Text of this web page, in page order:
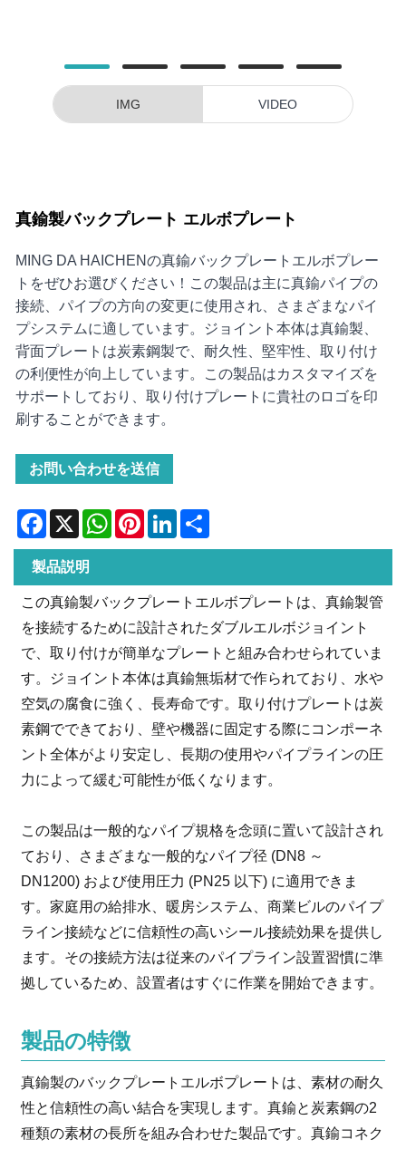
IMG VIDEO
真鍮製バックプレート エルボプレート
MING DA HAICHENの真鍮バックプレートエルボプレー
トをぜひお選びください！この製品は主に真鍮パイプの
接続、パイプの方向の変更に使用され、さまざまなパイ
プシステムに適しています。ジョイント本体は真鍮製、
背面プレートは炭素鋼製で、耐久性、堅牢性、取り付け
の利便性が向上しています。この製品はカスタマイズを
サポートしており、取り付けプレートに貴社のロゴを印
刷することができます。
お問い合わせを送信
Facebook
X WhatsAppPinterestLinkedIn
製品説明
この真鍮製バックプレートエルボプレートは、真鍮製管
を接続するために設計されたダブルエルボジョイント
で、取り付けが簡単なプレートと組み合わせられていま
す。ジョイント本体は真鍮無垢材で作られており、水や
空気の腐食に強く、長寿命です。取り付けプレートは炭
素鋼でできており、壁や機器に固定する際にコンポーネ
ント全体がより安定し、長期の使用やパイプラインの圧
力によって緩む可能性が低くなります。
この製品は一般的なパイプ規格を念頭に置いて設計され
ており、さまざまな一般的なパイプ径 (DN8 ～
DN1200) および使用圧力 (PN25 以下) に適用できま
す。家庭用の給排水、暖房システム、商業ビルのパイプ
ライン接続などに信頼性の高いシール接続効果を提供し
ます。その接続方法は従来のパイプライン設置習慣に準
拠しているため、設置者はすぐに作業を開始できます。
製品の特徴
真鍮製のバックプレートエルボプレートは、素材の耐久
性と信頼性の高い結合を実現します。真鍮と炭素鋼の2
種類の素材の長所を組み合わせた製品です。真鍮コネク